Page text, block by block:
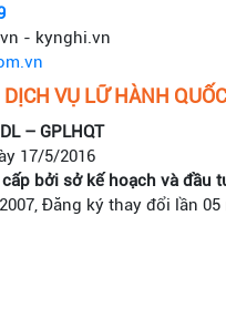
- kynghi.vn
VỤ LỮ HÀNH
– GPLHQT
17/5/2016
bởi sở kế hoạch và đầu
Đăng ký thay đổi lần 05